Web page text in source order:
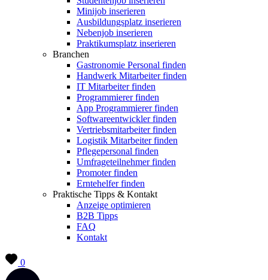
Minijob inserieren
Ausbildungsplatz inserieren
Nebenjob inserieren
Praktikumsplatz inserieren
Branchen
Gastronomie Personal finden
Handwerk Mitarbeiter finden
IT Mitarbeiter finden
Programmierer finden
App Programmierer finden
Softwareentwickler finden
Vertriebsmitarbeiter finden
Logistik Mitarbeiter finden
Pflegepersonal finden
Umfrageteilnehmer finden
Promoter finden
Erntehelfer finden
Praktische Tipps & Kontakt
Anzeige optimieren
B2B Tipps
FAQ
Kontakt
0